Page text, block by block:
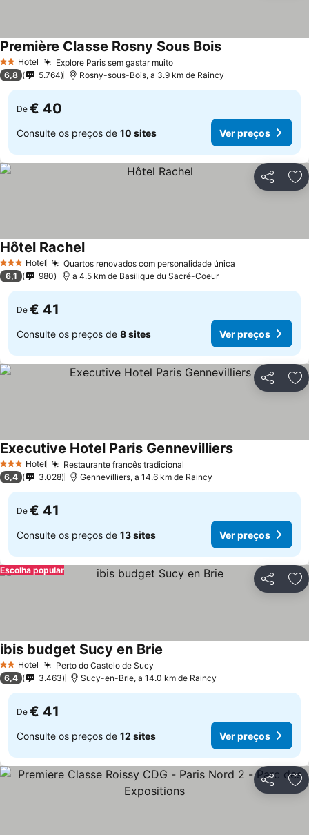
2 Estrelas
Hotel Explore Paris sem gastar muito
Première Classe Rosny Sous Bois
6,8 5.764 Rosny-sous-Bois, a 3.9 km de Raincy
De € 40
Consulte os preços de 10 sites Ver preços
Partilhar
3 EstrelasHotel Quartos renovados com personalidade única
Hôtel Rachel
6,1 980 a 4.5 km de Basilique du Sacré-Coeur
De € 41
Consulte os preços de 8 sites Ver preços
Partilhar
3 EstrelasHotel Restaurante francês tradicional
Executive Hotel Paris Gennevilliers
6,4 3.028 Gennevilliers, a 14.6 km de Raincy
De € 41
Consulte os preços de 13 sites Ver preços
Partilhar
Escolha popular
2 Estrelas
Hotel Perto do Castelo de Sucy
ibis budget Sucy en Brie
6,4 3.463 Sucy-en-Brie, a 14.0 km de Raincy
De € 41
Consulte os preços de 12 sites Ver preços
Partilhar